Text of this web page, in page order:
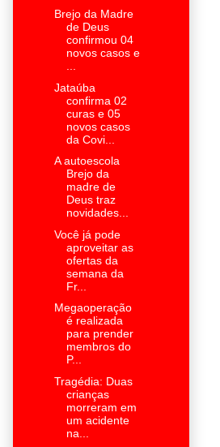
Brejo da Madre
de Deus
confirmou 04
novos casos e
...
Jataúba
confirma 02
curas e 05
novos casos
da Covi...
A autoescola
Brejo da
madre de
Deus traz
novidades...
Você já pode
aproveitar as
ofertas da
semana da
Fr...
Megaoperação
é realizada
para prender
membros do
P...
Tragédia: Duas
crianças
morreram em
um acidente
na...